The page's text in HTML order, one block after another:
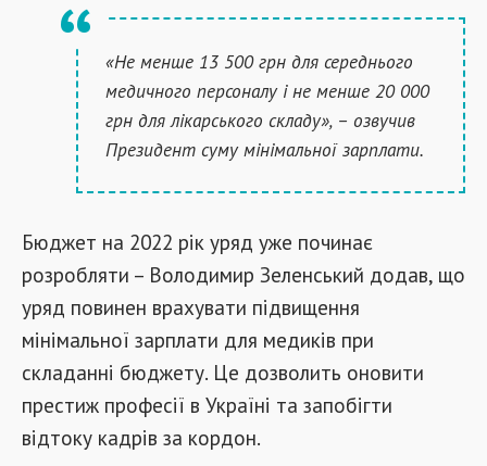
«Не менше 13 500 грн для середнього
медичного персоналу і не менше 20 000
грн для лікарського складу», – озвучив
Президент суму мінімальної зарплати.
Бюджет на 2022 рік уряд уже починає
розробляти – Володимир Зеленський додав, що
уряд повинен врахувати підвищення
мінімальної зарплати для медиків при
складанні бюджету. Це дозволить оновити
престиж професії в Україні та запобігти
відтоку кадрів за кордон.